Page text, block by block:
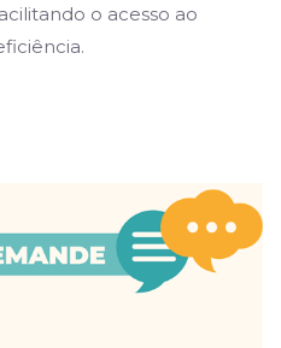
o acesso ao